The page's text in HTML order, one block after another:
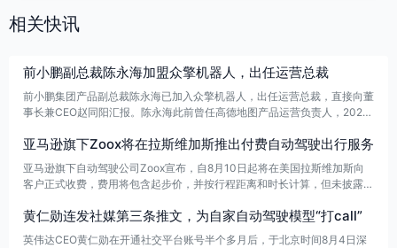
相关快讯
前小鹏副总裁陈永海加盟众擎机器人，出任运营总裁
前小鹏集团产品副总裁陈永海已加入众擎机器人，出任运营总裁，直接向董
事长兼CEO赵同阳汇报。陈永海此前曾任高德地图产品运营负责人，2022
亚马逊旗下Zoox将在拉斯维加斯推出付费自动驾驶出行服务
亚马逊旗下自动驾驶公司Zoox宣布，自8月10日起将在美国拉斯维加斯向
客户正式收费，费用将包含起步价，并按行程距离和时长计算，但未披露更
2500辆自动驾驶出租车。
黄仁勋连发社媒第三条推文，为自家自动驾驶模型“打call”
英伟达CEO黄仁勋在开通社交平台账号半个多月后，于北京时间8月4日深